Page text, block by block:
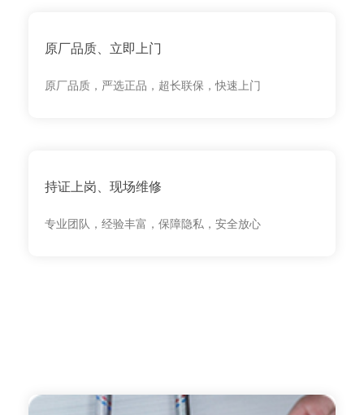
原厂品质、立即上门
原厂品质，严选正品，超长联保，快速上门
持证上岗、现场维修
专业团队，经验丰富，保障隐私，安全放心